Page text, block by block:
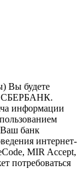
Вы будете
СБЕРБАНК.
информации
Ваш банк
интернет-
MIR Accept,
потребоваться